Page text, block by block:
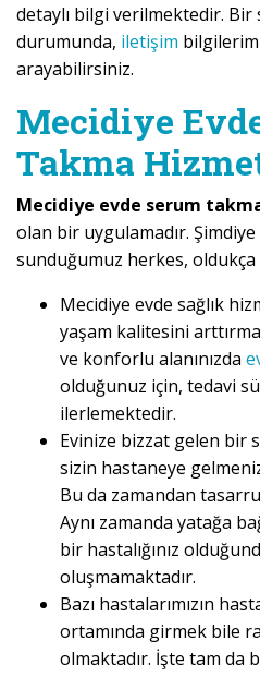
detaylı bilgi verilmektedir. Bir
durumunda, iletişim
arayabilirsiniz.
Mecidiye
Takma
Mecidiye evde serum
olan bir uygulamadır.
sunduğumuz herkes, oldukça
Mecidiye evde sağlık
yaşam kalitesini
ve konforlu alanınızda
olduğunuz için, tedavi
ilerlemektedir.
Evinize bizzat gelen bir
sizin hastaneye
Bu da zamandan
Aynı zamanda yatağa
bir hastalığınız
oluşmamaktadır.
Bazı hastalarımızın
ortamında girmek bile
olmaktadır. İşte tam da